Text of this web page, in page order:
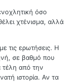
όσο
χτένισμα, αλλά
τις ερωτήσεις. Η
σε βαθμό που
τέλη από την
ιστορία. Αν τα